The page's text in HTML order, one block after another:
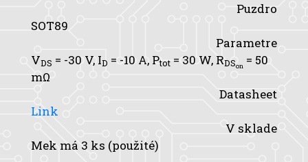
Puzdro
SOT89
Parametre
VDS = -30 V, ID = -10 A, Ptot = 30 W, RDSon = 50
mΩ
Datasheet
Link
V sklade
Mek má 3 ks (použité)